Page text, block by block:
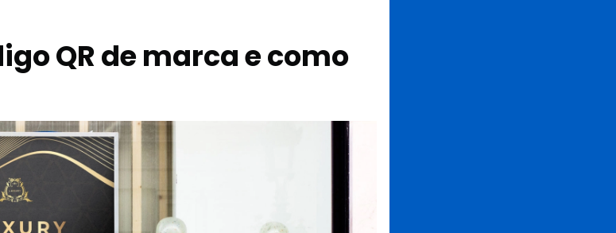
QR de marca e como